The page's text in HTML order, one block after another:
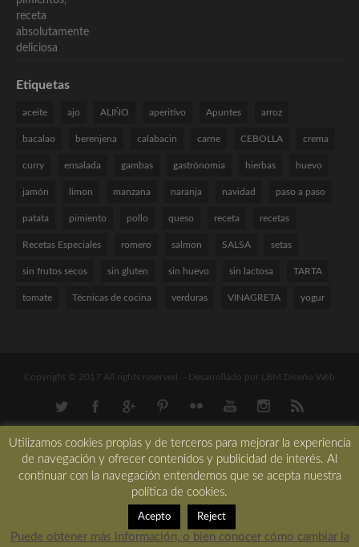
Etiquetas
aceite ajo ALIÑO aperitivo Apuntes arroz
bacalao berenjena calabacin carne CEBOLLA crema
curry ensalada gambas gastrónomia hierbas huevo
jamón limon manzana naranja navidad paso a paso
patata pimiento pollo queso receta recetas
Recetas Especiales romero salmon SALSA setas
sin frutos secos sin gluten sin huevo sin lactosa TARTA
tomate Técnicas de cocina verduras VINAGRETA yogur
Copyright © 2017 All rights reserved. - Desarrollado por LBM Diseño Web
Utilizamos cookies propias y de terceros para mejorar la experiencia
de navegación y ofrecer contenidos y publicidad de interés. Al
continuar con la navegación entendemos que se acepta nuestra
política de cookies.
Acepto Reject
Puede obtener más información, o bien conocer cómo cambiar la